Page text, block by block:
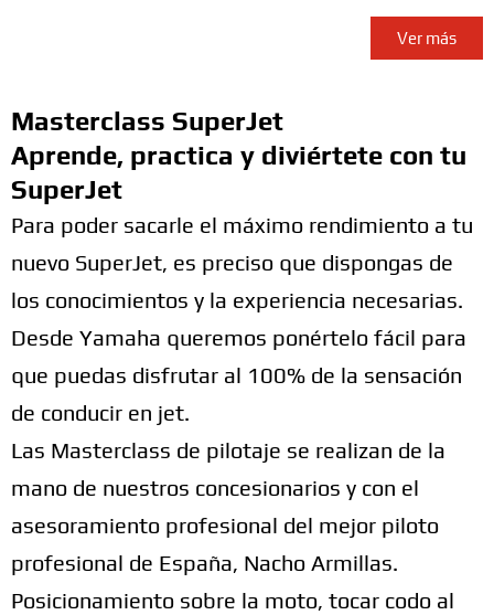
Ver más
Masterclass SuperJet
Aprende, practica y diviértete con tu
SuperJet
Para poder sacarle el máximo rendimiento a tu
nuevo SuperJet, es preciso que dispongas de
los conocimientos y la experiencia necesarias.
Desde Yamaha queremos ponértelo fácil para
que puedas disfrutar al 100% de la sensación
de conducir en jet.
Las Masterclass de pilotaje se realizan de la
mano de nuestros concesionarios y con el
asesoramiento profesional del mejor piloto
profesional de España, Nacho Armillas.
Posicionamiento sobre la moto, tocar codo al